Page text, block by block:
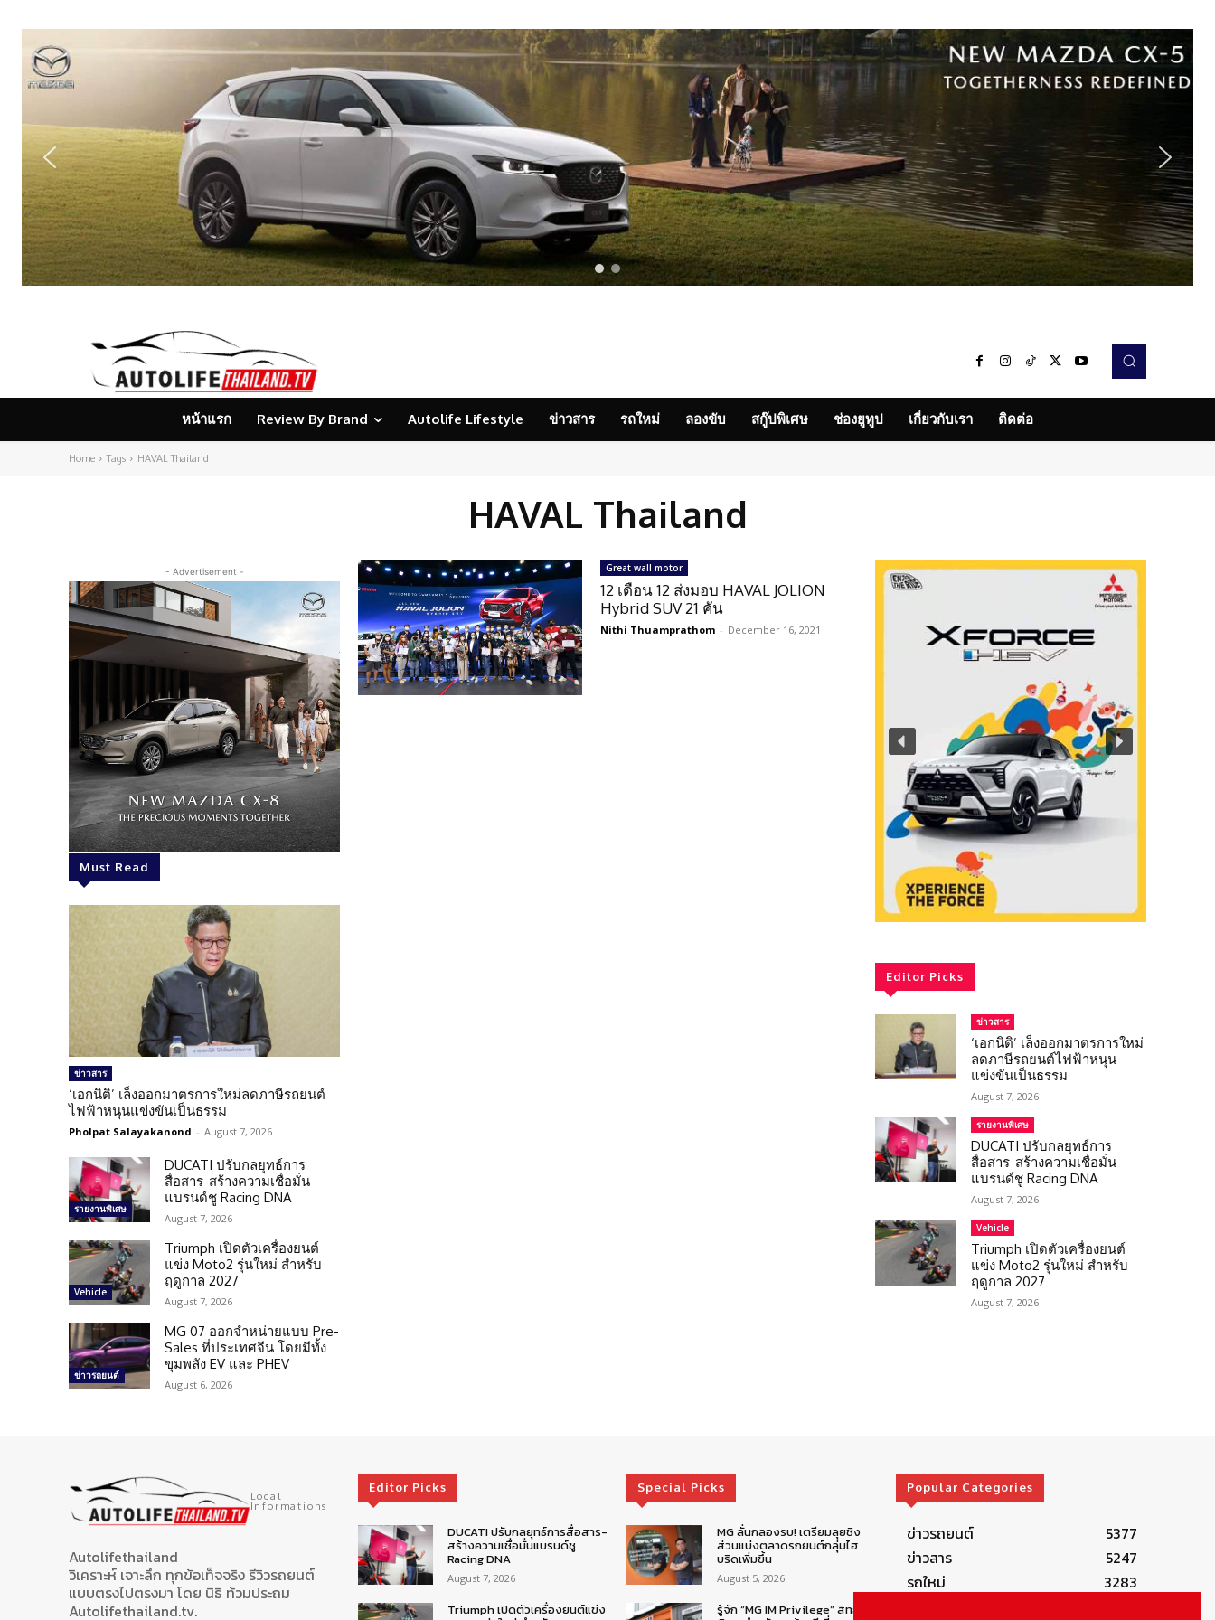
หน้าแรก Review By Brand Autolife Lifestyle ข่าวสาร รถใหม่ ลองขับ สกู๊ปพิเศษ ช่องยูทูป เกี่ยวกับเรา ติดต่อ
Home Tags HAVAL Thailand
HAVAL Thailand
- Advertisement -
Must Read
ข่าวสาร
‘เอกนิติ’ เล็งออกมาตรการใหม่ลดภาษีรถยนต์
ไฟฟ้าหนุนแข่งขันเป็นธรรม
Pholpat Salayakanond - August 7, 2026
รายงานพิเศษ
DUCATI ปรับกลยุทธ์การ
สื่อสาร-สร้างความเชื่อมั่น
แบรนด์ชู Racing DNA
August 7, 2026
Vehicle
Triumph เปิดตัวเครื่องยนต์
แข่ง Moto2 รุ่นใหม่ สำหรับ
ฤดูกาล 2027
August 7, 2026
ข่าวรถยนต์
MG 07 ออกจำหน่ายแบบ Pre-
Sales ที่ประเทศจีน โดยมีทั้ง
ขุมพลัง EV และ PHEV
August 6, 2026
Great wall motor
12 เดือน 12 ส่งมอบ HAVAL JOLION
Hybrid SUV 21 คัน
Nithi Thuamprathom - December 16, 2021
Editor Picks
ข่าวสาร
‘เอกนิติ’ เล็งออกมาตรการใหม่
ลดภาษีรถยนต์ไฟฟ้าหนุน
แข่งขันเป็นธรรม
August 7, 2026
รายงานพิเศษ
DUCATI ปรับกลยุทธ์การ
สื่อสาร-สร้างความเชื่อมั่น
แบรนด์ชู Racing DNA
August 7, 2026
Vehicle
Triumph เปิดตัวเครื่องยนต์
แข่ง Moto2 รุ่นใหม่ สำหรับ
ฤดูกาล 2027
August 7, 2026
Local
Informations
Autolifethailand
วิเคราะห์ เจาะลึก ทุกข้อเท็จจริง รีวิวรถยนต์
แบบตรงไปตรงมา โดย นิธิ ท้วมประถม
Autolifethailand.tv.
Editor Picks
DUCATI ปรับกลยุทธ์การสื่อสาร-
สร้างความเชื่อมั่นแบรนด์ชู
Racing DNA
August 7, 2026
Triumph เปิดตัวเครื่องยนต์แข่ง
Special Picks
MG ลั่นกลองรบ! เตรียมลุยชิง
ส่วนแบ่งตลาดรถยนต์กลุ่มไฮ
บริดเพิ่มขึ้น
August 5, 2026
รู้จัก “MG IM Privilege” สิทธิ
Popular Categories
ข่าวรถยนต์
5377
ข่าวสาร
5247
รถใหม่
3283